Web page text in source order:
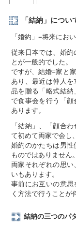
「結納」につい
「婚約」=将来にお
従来日本では、婚約
とが一般的でした。
ですが、結婚=家と
あり、最近は仲人
品を贈る「略式結
で食事会を行う「
あります。
「結納」、「顔合
て初めて両家で会し
婚約のかたちは男性
ものではありません。
両家それぞれの思
いもあります。
事前にお互いの意
く方法で行うことが
結納の三つのパ